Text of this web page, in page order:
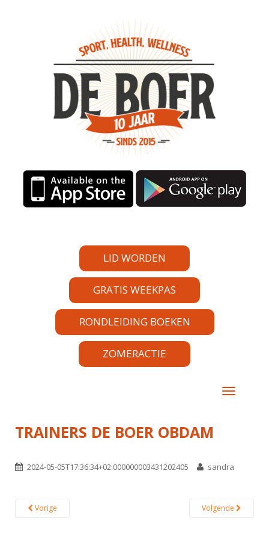
LID WORDEN
GRATIS WEEKPAS
RONDLEIDING BOEKEN
ZOMERACTIE
TOGGLE
TRAINERS DE BOER OBDAM
2024-05-05T17:36:34+02:000000003431202405 sandra
Vorige Volgende